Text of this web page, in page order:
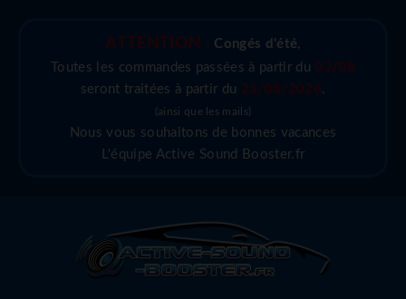
ATTENTION : Congés d'été,
Toutes les commandes passées à partir du 03/08
seront traitées à partir du 25/08/2026.
(ainsi que les mails)
Nous vous souhaitons de bonnes vacances
L'équipe Active Sound Booster.fr